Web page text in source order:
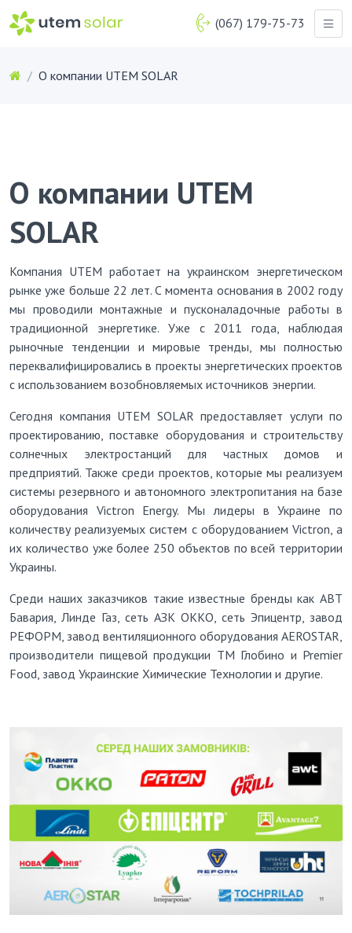
(067) 179-75-73
О компании UTEM SOLAR
О компании UTEM
SOLAR
Компания UTEM работает на украинском энергетическом
рынке уже больше 22 лет. С момента основания в 2002 году
мы проводили монтажные и пусконаладочные работы в
традиционной энергетике. Уже с 2011 года, наблюдая
рыночные тенденции и мировые тренды, мы полностью
переквалифицировались в проекты энергетических проектов
с использованием возобновляемых источников энергии.
Сегодня компания UTEM SOLAR предоставляет услуги по
проектированию, поставке оборудования и строительству
солнечных электростанций для частных домов и
предприятий. Также среди проектов, которые мы реализуем
системы резервного и автономного электропитания на базе
оборудования Victron Energy. Мы лидеры в Украине по
количеству реализуемых систем с оборудованием Victron, а
их количество уже более 250 объектов по всей территории
Украины.
Среди наших заказчиков такие известные бренды как АВТ
Бавария, Линде Газ, сеть АЗК ОККО, сеть Эпицентр, завод
РЕФОРМ, завод вентиляционного оборудования AEROSTAR,
производители пищевой продукции ТМ Глобино и Premier
Food, завод Украинские Химические Технологии и другие.